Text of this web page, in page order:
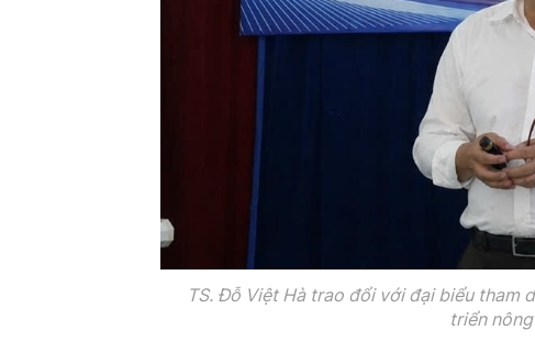
TS. Đỗ Việt Hà trao đổi với đại biểu tham
triển